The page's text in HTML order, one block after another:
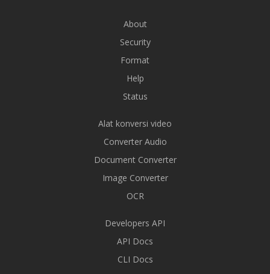
About
Security
Format
Help
Status
Alat konversi video
Converter Audio
Document Converter
Image Converter
OCR
Developers API
API Docs
CLI Docs